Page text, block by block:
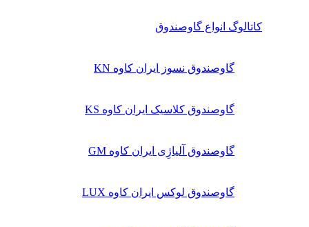
کاتالوگ انواع گاوصندوق
گاوصندوق نسوز ایران کاوه KN
گاوصندوق کلاسیک ایران کاوه KS
گاوصندوق آلیاژِی ایران کاوه GM
گاوصندوق لوکس ایران کاوه LUX